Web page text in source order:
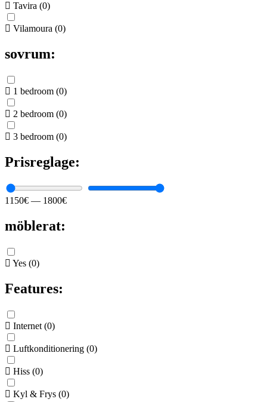
Tavira (0)
Vilamoura (0)
sovrum:
1 bedroom (0)
2 bedroom (0)
3 bedroom (0)
Prisreglage:
1150€ — 1800€
möblerat:
Yes (0)
Features:
Internet (0)
Luftkonditionering (0)
Hiss (0)
Kyl & Frys (0)